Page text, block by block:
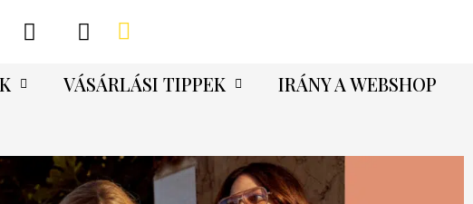
VÁSÁRLÁSI TIPPEK
IRÁNY A WEBSHOP